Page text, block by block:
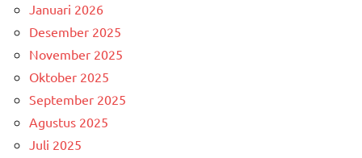
Januari 2026
Desember 2025
November 2025
Oktober 2025
September 2025
Agustus 2025
Juli 2025